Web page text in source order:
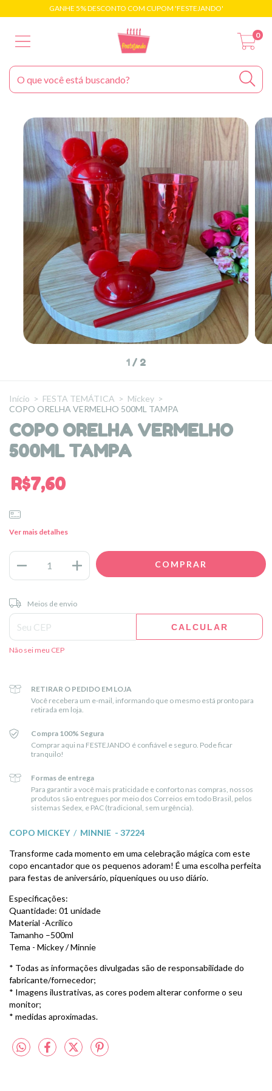
GANHE 5% DESCONTO COM CUPOM 'FESTEJANDO'
0
1 / 2
Início > FESTA TEMÁTICA > Mickey >
COPO ORELHA VERMELHO 500ML TAMPA
COPO ORELHA VERMELHO
500ML TAMPA
R$7,60
Ver mais detalhes
Entregas para o CEP:
Meios de envio
CALCULAR
Não sei meu CEP
RETIRAR O PEDIDO EM LOJA
Você recebera um e-mail, informando que o mesmo está pronto para
retirada em loja.
Compra 100% Segura
Comprar aqui na FESTEJANDO é confiável e seguro. Pode ficar
tranquilo!
Formas de entrega
Para garantir a você mais praticidade e conforto nas compras, nossos
produtos são entregues por meio dos Correios em todo Brasil, pelos
sistemas Sedex, e PAC (tradicional, sem urgência).
COPO MICKEY / MINNIE - 37224
Transforme cada momento em uma celebração mágica com este
copo encantador que os pequenos adoram! É uma escolha perfeita
para festas de aniversário, piqueniques ou uso diário.
Especificações:
Quantidade: 01 unidade
Material -Acrílico
Tamanho –500ml
Tema - Mickey / Minnie
* Todas as informações divulgadas são de responsabilidade do
fabricante/fornecedor;
* Imagens ilustrativas, as cores podem alterar conforme o seu
monitor;
* medidas aproximadas.